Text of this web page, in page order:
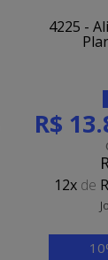
4225 -
R$
12x de